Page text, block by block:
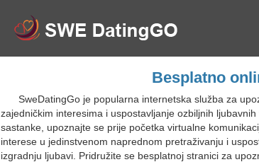
Besplatno
SweDatingGo je popularna internetska služba za
zajedničkim interesima i uspostavljanje ozbiljnih
sastanke, upoznajte se prije početka virtualne
interese u jedinstvenom naprednom pretraživanju i
izgradnju ljubavi. Pridružite se besplatnoj stranici za